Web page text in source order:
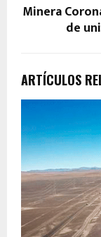
Minera
de
ARTÍCULOS